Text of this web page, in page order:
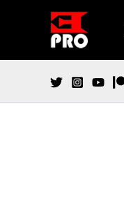
содержимому